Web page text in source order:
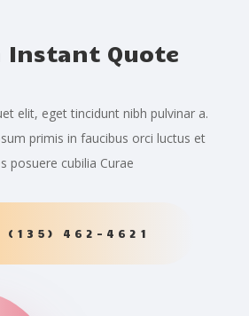
Instant Quote
elit, eget tincidunt nibh pulvinar a.
primis in faucibus orci luctus et
posuere cubilia Curae
(135) 462-4621